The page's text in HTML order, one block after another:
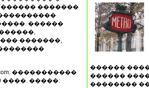
�������
������
�������,
�����������
����. �����:
������
������
��������